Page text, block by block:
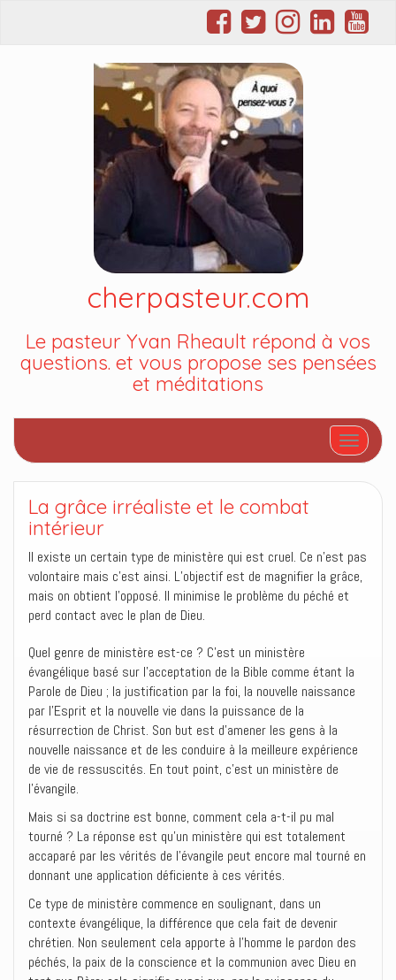
cherpasteur.com
Le pasteur Yvan Rheault répond à vos
questions. et vous propose ses pensées
et méditations
Afficher/
La grâce irréaliste et le combat
intérieur
Il existe un certain type de ministère qui est cruel. Ce n’est pas
volontaire mais c’est ainsi. L’objectif est de magnifier la grâce,
mais on obtient l’opposé. Il minimise le problème du péché et
perd contact avec le plan de Dieu.
Quel genre de ministère est-ce ? C’est un ministère
évangélique basé sur l’acceptation de la Bible comme étant la
Parole de Dieu ; la justification par la foi, la nouvelle naissance
par l’Esprit et la nouvelle vie dans la puissance de la
résurrection de Christ. Son but est d’amener les gens à la
nouvelle naissance et de les conduire à la meilleure expérience
de vie de ressuscités. En tout point, c’est un ministère de
l’évangile.
Mais si sa doctrine est bonne, comment cela a-t-il pu mal
tourné ? La réponse est qu’un ministère qui est totalement
accaparé par les vérités de l’évangile peut encore mal tourné en
donnant une application déficiente à ces vérités.
Ce type de ministère commence en soulignant, dans un
contexte évangélique, la différence que cela fait de devenir
chrétien. Non seulement cela apporte à l’homme le pardon des
péchés, la paix de la conscience et la communion avec Dieu en